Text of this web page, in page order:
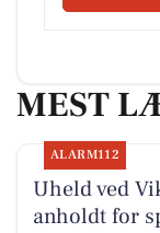
MEST
ALARM112
Uheld ved
anholdt for